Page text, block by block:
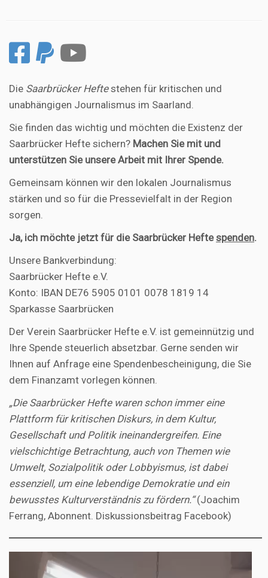
Die Saarbrücker Heftestehen für kritischen und
unabhängigen Journalismus im Saarland.
Sie finden das wichtig und möchten die Existenz der
Saarbrücker Hefte sichern? Machen Sie mit und
unterstützen Sie unsere Arbeit mit Ihrer Spende.
Gemeinsam können wir den lokalen Journalismus
stärken und so für die Pressevielfalt in der Region
sorgen.
Ja, ich möchte jetzt für die Saarbrücker Heftespenden.
Unsere Bankverbindung:
Saarbrücker Hefte e.V.
Konto: IBAN DE76 5905 0101 0078 1819 14
Sparkasse Saarbrücken
Der Verein Saarbrücker Hefte e.V. ist gemeinnützig und
Ihre Spende steuerlich absetzbar. Gerne senden wir
Ihnen auf Anfrage eine Spendenbescheinigung, die Sie
dem Finanzamt vorlegen können.
„Die Saarbrücker Hefte waren schon immer eine
Plattform für kritischen Diskurs, in dem Kultur,
Gesellschaft und Politik ineinandergreifen. Eine
vielschichtige Betrachtung, auch von Themen wie
Umwelt, Sozialpolitik oder Lobbyismus, ist dabei
essenziell, um eine lebendige Demokratie und ein
bewusstes Kulturverständnis zu fördern.“(Joachim
Ferrang, Abonnent. Diskussionsbeitrag Facebook)